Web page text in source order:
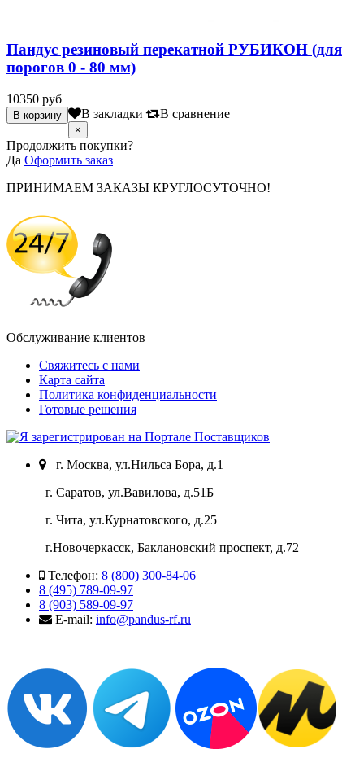
Пандус резиновый перекатной РУБИКОН (для
порогов 0 - 80 мм)
10350 руб
В закладки В сравнение
×
Продолжить покупки?
Да Оформить заказ
ПРИНИМАЕМ ЗАКАЗЫ КРУГЛОСУТОЧНО!
Обслуживание клиентов
Свяжитесь с нами
Карта сайта
Политика конфиденциальности
Готовые решения
г. Москва, ул.Нильса Бора, д.1
г. Саратов, ул.Вавилова, д.51Б
г. Чита, ул.Курнатовского, д.25
г.Новочеркасск, Баклановский проспект, д.72
Телефон: 8 (800) 300-84-06
8 (495) 789-09-97
8 (903) 589-09-97
E-mail: info@pandus-rf.ru